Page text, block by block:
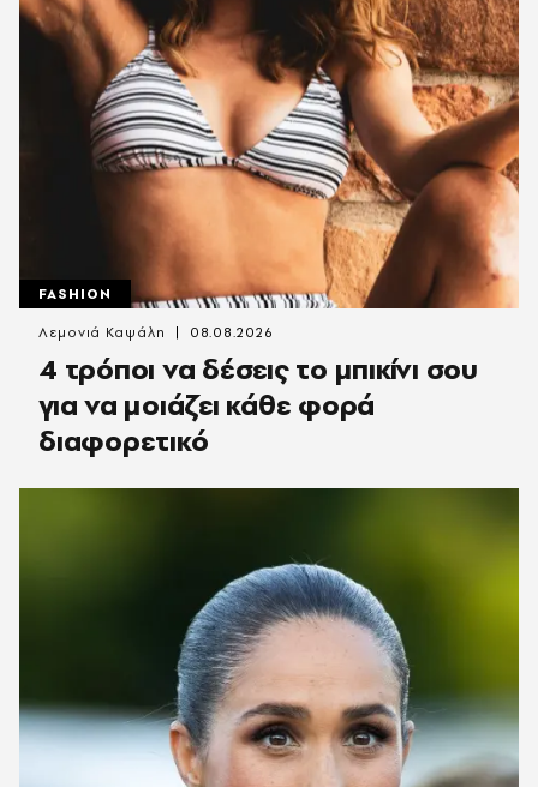
FASHION
4 τρόποι να δέσεις το μπικίνι σου
για να μοιάζει κάθε φορά
διαφορετικό
Λεμονιά Καψάλη 08.08.2026